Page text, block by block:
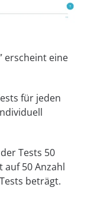
erscheint eine
für jeden
Tests 50
auf 50 Anzahl
beträgt.